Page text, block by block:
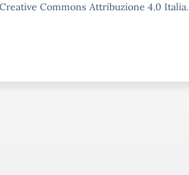
Commons Attribuzione 4.0 Italia.